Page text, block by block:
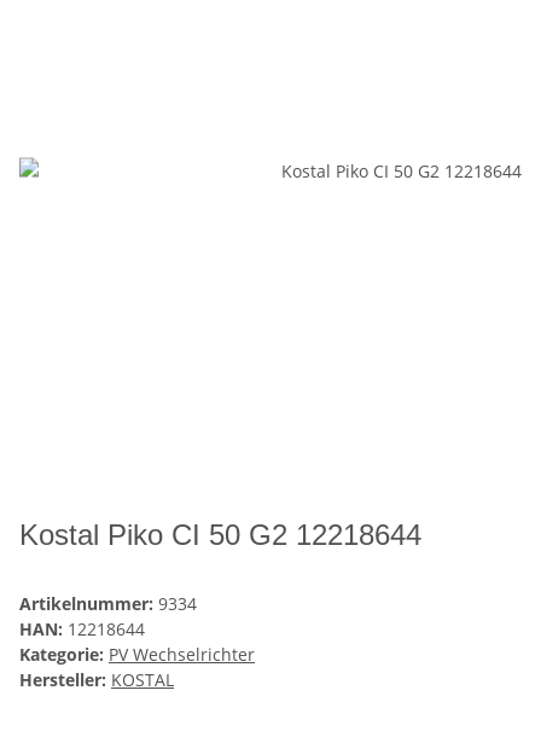
Kostal Piko CI 50 G2 12218644
Artikelnummer: 9334
HAN: 12218644
Kategorie: PV Wechselrichter
Hersteller: KOSTAL